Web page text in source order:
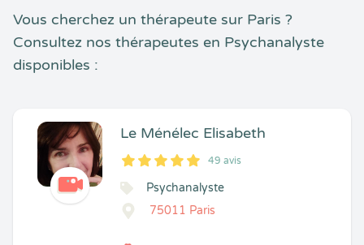
Vous cherchez un thérapeute sur Paris ?
Consultez nos thérapeutes en Psychanalyste
disponibles :
Le Ménélec Elisabeth
5
1
5
49 49 avis
Psychanalyste
75011 Paris